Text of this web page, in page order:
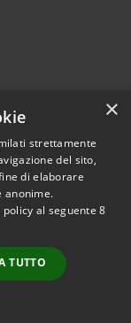
© 2026 • Comune di
•
Accesso
redazione
×
strettamente
del sito,
di elaborare
anonime.
policy al seguente8
TUTTO